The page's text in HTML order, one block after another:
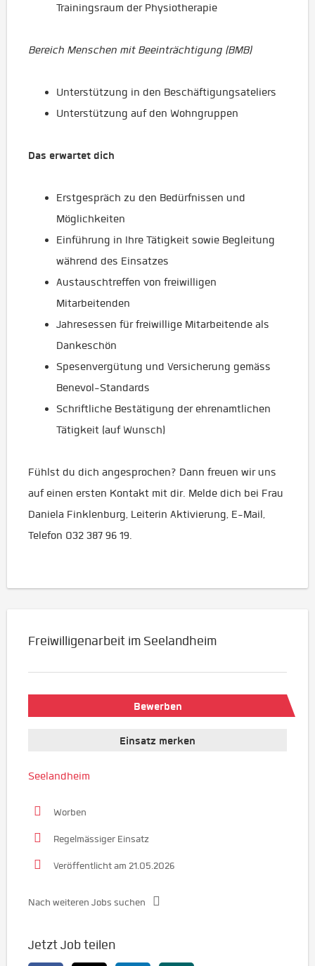
Trainingsraum der Physiotherapie
Bereich Menschen mit Beeinträchtigung (BMB)
Unterstützung in den Beschäftigungsateliers
Unterstützung auf den Wohngruppen
Das erwartet dich
Erstgespräch zu den Bedürfnissen und
Möglichkeiten
Einführung in Ihre Tätigkeit sowie Begleitung
während des Einsatzes
Austauschtreffen von freiwilligen
Mitarbeitenden
Jahresessen für freiwillige Mitarbeitende als
Dankeschön
Spesenvergütung und Versicherung gemäss
Benevol-Standards
Schriftliche Bestätigung der ehrenamtlichen
Tätigkeit (auf Wunsch)
Fühlst du dich angesprochen? Dann freuen wir uns
auf einen ersten Kontakt mit dir. Melde dich bei Frau
Daniela Finklenburg, Leiterin Aktivierung, E-Mail,
Telefon 032 387 96 19.
Freiwilligenarbeit im Seelandheim
Bewerben
Einsatz merken
Seelandheim
Worben
Regelmässiger Einsatz
Veröffentlicht am 21.05.2026
Nach weiteren Jobs suchen
Jetzt Job teilen